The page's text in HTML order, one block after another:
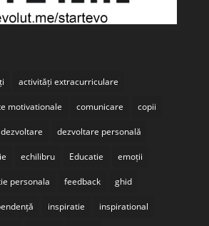
activități extracurriculare
motivationale comunicare copii
dezvoltare dezvoltare personală
echilibru Educatie emoții
personala feedback ghid
inspiratie inspirational